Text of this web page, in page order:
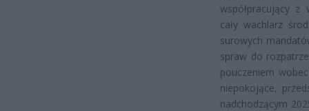
współpracujący z
cały wachlarz
surowych
spraw do
pouczeniem
niepokojące,
nadchodzącym